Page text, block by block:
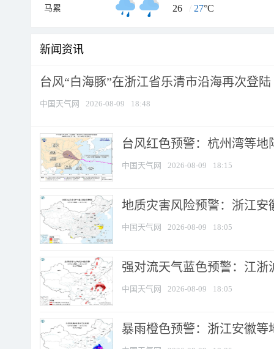
马累 26 / 27°C
新闻资讯
台风“白海豚”在浙江省乐清市沿海再次登陆
中国天气网 2026-08-09 18:48
台风红色预警：杭州湾等地
中国天气网 2026-08-09 18:15
地质灾害风险预警：浙江安
中国天气网 2026-08-09 18:05
强对流天气蓝色预警：江浙
中国天气网 2026-08-09 18:05
暴雨橙色预警：浙江安徽等